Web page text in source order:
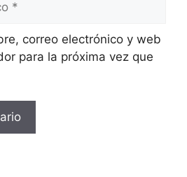
correo electrónico y web
para la próxima vez que